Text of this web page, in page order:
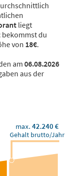
liegt
bekommst du
von 18€.
am 06.08.2026
aus der
max.42.240 €
Gehalt brutto/Jahr